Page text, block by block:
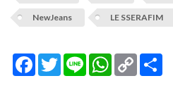
NewJeans LE SSERAFIM
Facebook
TwitterLine WhatsApp
Copy
Link